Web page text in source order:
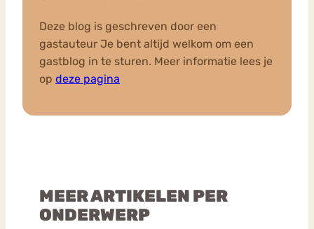
Deze blog is geschreven door een
gastauteur Je bent altijd welkom om een
gastblog in te sturen. Meer informatie lees je
op deze pagina
MEER ARTIKELEN PER
ONDERWERP